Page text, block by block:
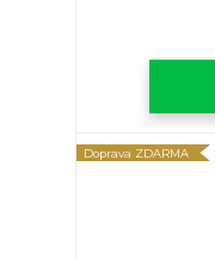
Doprava ZDARMA